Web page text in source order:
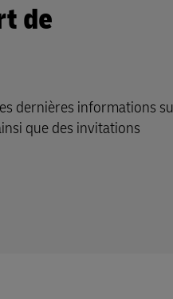
de
dernières informations
que des invitations